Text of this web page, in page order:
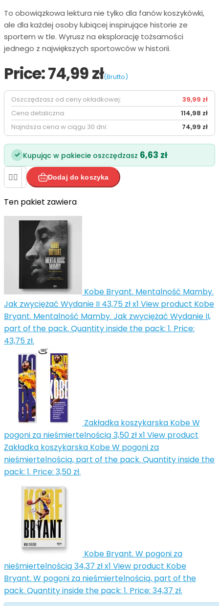
To obowiązkowa lektura nie tylko dla fanów koszykówki,
ale dla każdej osoby lubiącej inspirujące historie ze
sportem w tle. Wyrusz na eksplorację tożsamości
jednego z największych sportowców w historii.
Price:74,99 zł(Brutto)
Oszczędzasz od ceny okładkowej:
39,99 zł
Cena detaliczna:
114,98 zł
Najniższa cena w ciągu 30 dni:
74,99 zł
✓ Kupując w pakiecie oszczędzasz 6,63 zł
 

Dodaj do koszyka
Ten pakiet zawiera
Kobe Bryant. Mentalność Mamby.
Jak zwyciężać Wydanie II 43,75 złx1 View product Kobe
Bryant. Mentalność Mamby. Jak zwyciężać Wydanie II,
part of the pack. Quantity inside the pack: 1. Price:
43,75 zł.
Zakładka koszykarska Kobe W
pogoni za nieśmiertelnością 3,50 złx1 View product
Zakładka koszykarska Kobe W pogoni za
nieśmiertelnością, part of the pack. Quantity inside the
pack: 1. Price: 3,50 zł.
Kobe Bryant. W pogoni za
nieśmiertelnością 34,37 złx1 View product Kobe
Bryant. W pogoni za nieśmiertelnością, part of the
pack. Quantity inside the pack: 1. Price: 34,37 zł.